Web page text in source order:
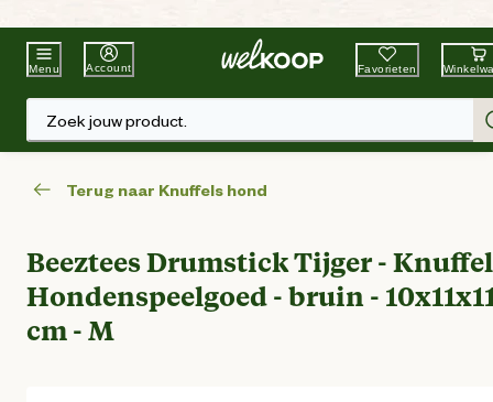
Beste WinkelketenTuin & Dier
Menu Account Favorieten
Zoek jouw product.
Terug naar Knuffels hond
Beeztees Drumstick Tijger -
Hondenspeelgoed - bruin -
cm - M